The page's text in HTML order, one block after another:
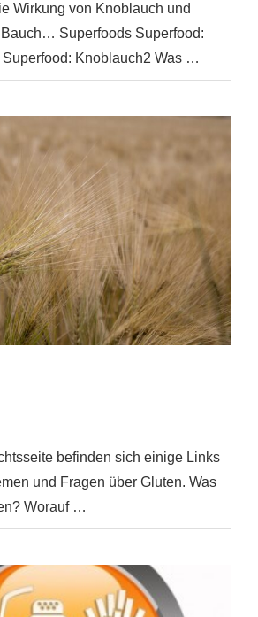
Wirkung von Knoblauch und
Superfoods Superfood:
Knoblauch2 Was …
befinden sich einige Links
und Fragen über Gluten. Was
Worauf …